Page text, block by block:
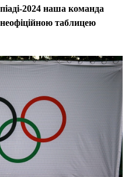
2024 наша команда
таблицею